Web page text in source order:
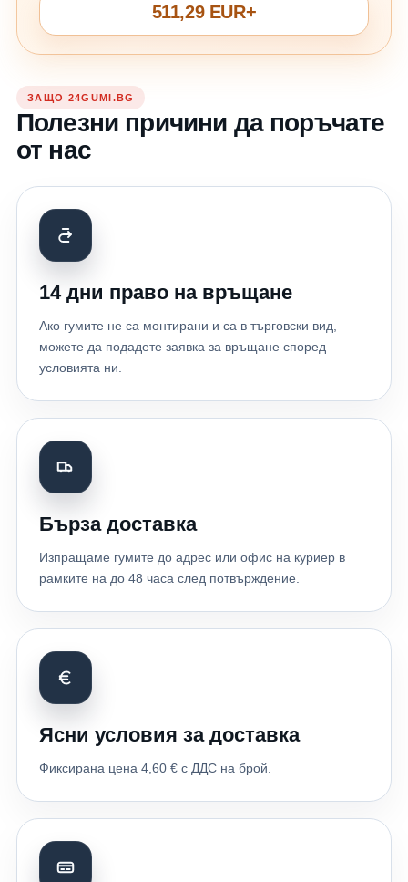
511,29 EUR+
ЗАЩО 24GUMI.BG
Полезни причини да поръчате
от нас
14 дни право на връщане
Ако гумите не са монтирани и са в търговски вид,
можете да подадете заявка за връщане според
условията ни.
Бърза доставка
Изпращаме гумите до адрес или офис на куриер в
рамките на до 48 часа след потвърждение.
Ясни условия за доставка
Фиксирана цена 4,60 € с ДДС на брой.